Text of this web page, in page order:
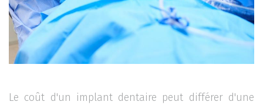
Le coût d'un implant dentaire peut différer d'une